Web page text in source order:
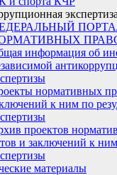
экспертиза
информация об
нормативных
к ним по
проектов
и заключений к ним
материалы